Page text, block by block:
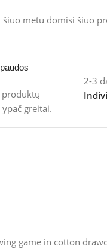
šiuo metu domisi šiuo
produktų
greitai.
2-3
game in cotton